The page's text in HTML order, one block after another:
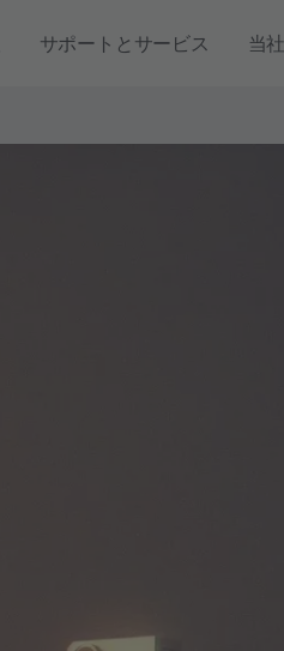
サポートとサービス 当